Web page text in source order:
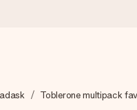
den blixtsnabbt – så att
Toblerone multipack